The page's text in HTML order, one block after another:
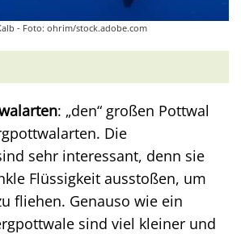
- Foto: ohrim/stock.adobe.com
: „den“ großen Pottwal
Die
sehr interessant, denn sie
Flüssigkeit ausstoßen, um
fliehen. Genauso wie ein
sind viel kleiner und